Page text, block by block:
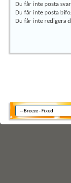
Du får inte posta svar
Du får inte posta
Du får inte redigera